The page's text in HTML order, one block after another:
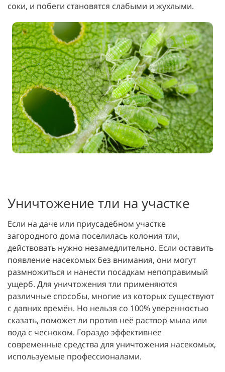
соки, и побеги становятся слабыми и жухлыми.
Уничтожение тли на участке
Если на даче или приусадебном участке
загородного дома поселилась колония тли,
действовать нужно незамедлительно. Если оставить
появление насекомых без внимания, они могут
размножиться и нанести посадкам непоправимый
ущерб. Для уничтожения тли применяются
различные способы, многие из которых существуют
с давних времён. Но нельзя со 100% уверенностью
сказать, поможет ли против неё раствор мыла или
вода с чесноком. Гораздо эффективнее
современные средства для уничтожения насекомых,
используемые профессионалами.